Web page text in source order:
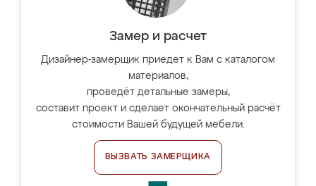
Замер и расчет
Дизайнер-замерщик приедет к Вам с каталогом
материалов,
проведёт детальные замеры,
составит проект и сделает окончательный расчёт
стоимости Вашей будущей мебели.
ВЫЗВАТЬ ЗАМЕРЩИКА